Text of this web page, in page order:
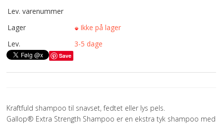
Lev. varenummer
Lager
Ikke på lager
Lev.
3-5 dage
Save
Kraftfuld shampoo til snavset, fedtet eller lys pels.
Gallop® Extra Strength Shampoo er en ekstra tyk shampoo med